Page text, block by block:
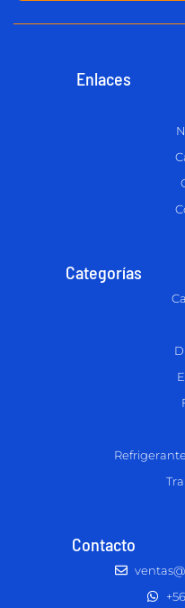
Enlaces
Categorías
Contacto